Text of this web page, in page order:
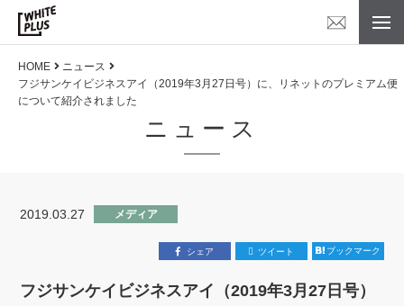
HOME
ニュース
フジサンケイビジネスアイ（2019年3月27日号）に、リネットのプレミアム便
について紹介されました
ニュース
2019.03.27 メディア
シェア ツイート ブックマーク
フジサンケイビジネスアイ（2019年3月27日号）